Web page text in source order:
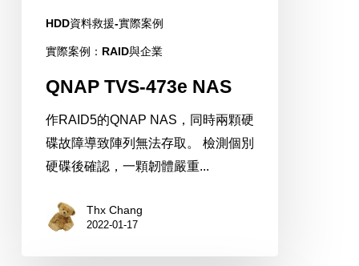
HDD資料救援-實際案例
實際案例：RAID與企業
QNAP TVS-473e NAS
作RAID5的QNAP NAS，同時兩顆硬
碟故障導致陣列無法存取。 檢測個別
硬碟後確認，一顆韌體嚴重...
Thx Chang
2022-01-17